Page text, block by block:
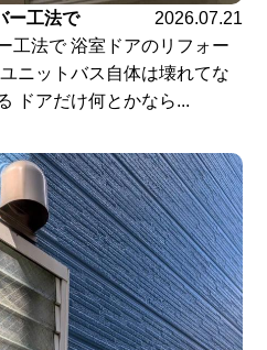
ー工法で
2026.07.21
工法で 浴室ドアのリフォー
ニットバス自体は壊れてな
ドアだけ何とかなら...